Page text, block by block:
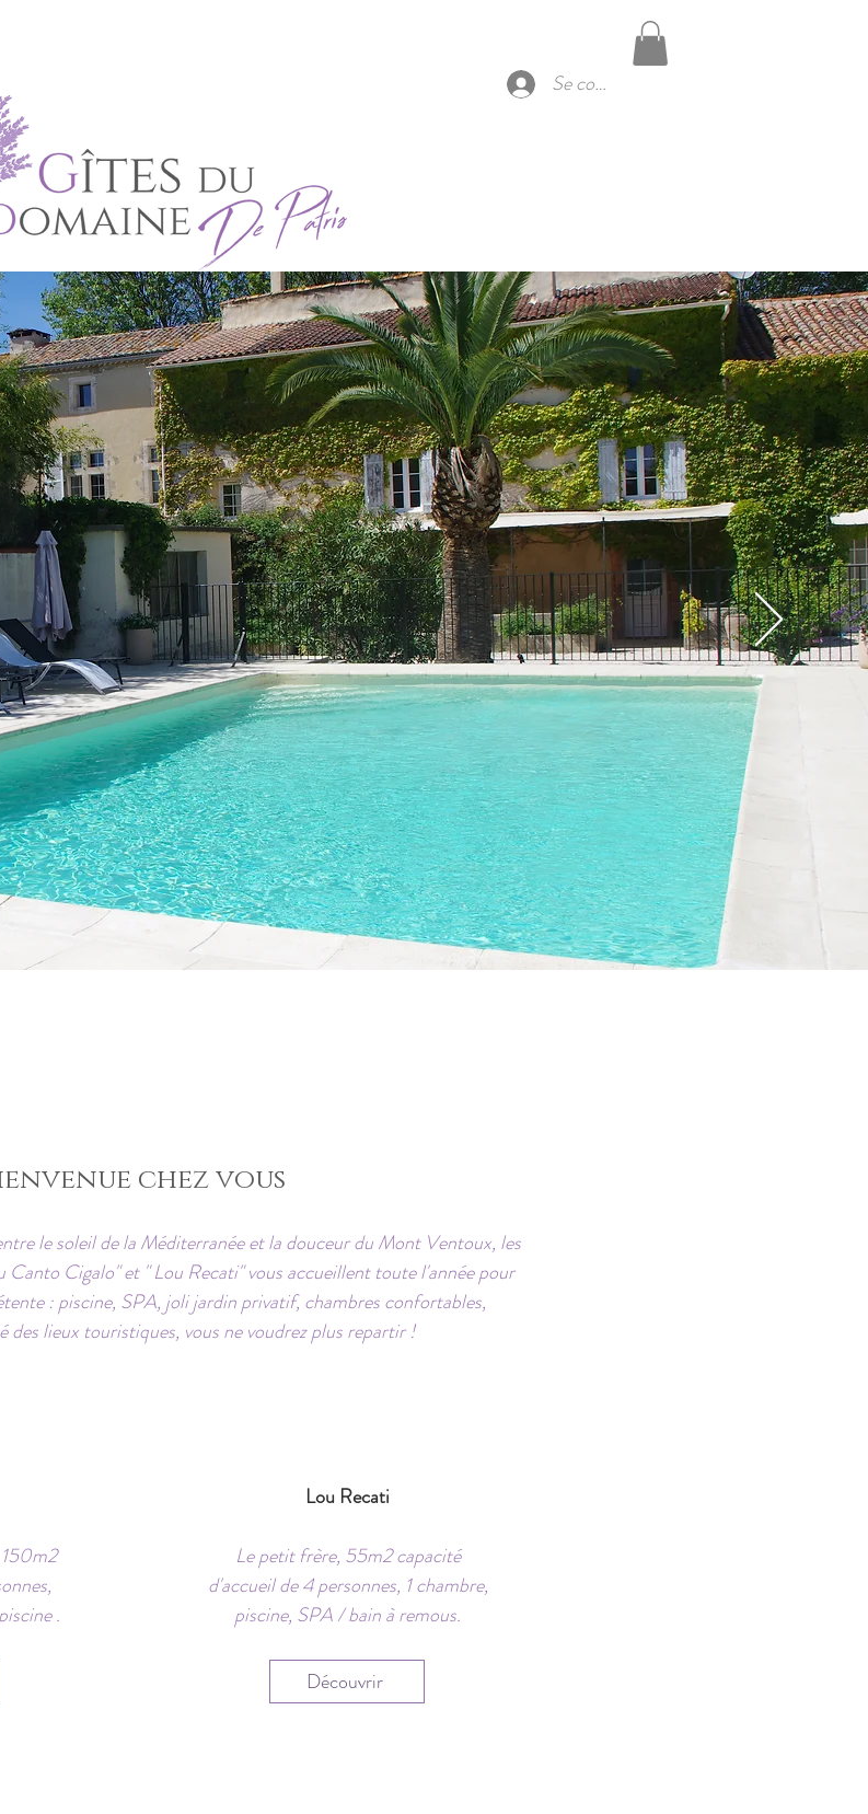
Se connecter
chez vous
le soleil de la Méditerranée et la douceur du Mont Ventoux, les
Canto Cigalo" et " Lou Recati" vous accueillent toute l'année pour
: piscine, SPA, joli jardin privatif, chambres confortables,
des lieux touristiques, vous ne voudrez plus repartir !
.
Lou Recati
Le petit frère, 55m2 capacité
d'accueil de 4 personnes, 1 chambre,
piscine, SPA / bain à remous.
Découvrir